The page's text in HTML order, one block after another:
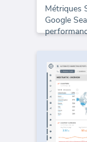
Métriques
Google